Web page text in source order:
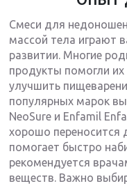
Смеси для
массой тела играют
развитии. Многие
продукты помогли
улучшить
популярных марок
NeoSure и Enfamil
хорошо переносится
помогает быстро
рекомендуется
веществ. Важно